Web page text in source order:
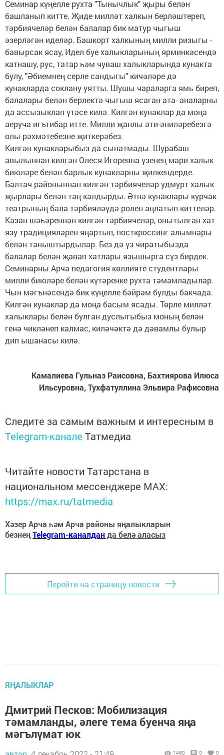
Семинар күңелле рухта "Тынычлык" җыры белән
башланып китте. Җиде милләт халкын берләштереп,
тәрбиячеләр белән балалар бик матур чыгыш
әзерләгән иделәр. Башкорт халкының милли ризыгы -
бавырсак ясау, Идел буе халыкларының ярминкәсендә
катнашу, рус, татар һәм чуваш халыкларында кунакта
булу, "Әбиемнең серле сандыгы" кичәләре дә
кунакларда соклану уятты. Шушы чараларга ямь биреп,
балалары белән берлектә чыгыш ясаган ата- аналарны
да ассызыклап үтәсе килә. Килгән кунаклар да моңа
аеруча игътибар итте. Милли җанлы әти-әниләребезгә
олы рәхмәтебезне җиткерәбез.
Килгән кунакларыбыз да сынатмады. Шурабаш
авылыннан килгән Олеся Игоревна үзенең мари халык
биюләре белән барлык кунакларны җилкендерде.
Балтач районыннан килгән тәрбиячеләр удмурт халык
җырлары белән таң калдырды. Әтнә кунаклары курчак
театрының бала тәрбияләүдә ролен аңлатып киттеләр.
Казан шәһәреннән килгән тәрбиячеләр, онытылган хат
язу традицияләрен яңартып, посткроссинг алымнары
белән таныштырдылар. Без дә үз чиратыбызда
балалар белән җавап хатлары язышырга сүз бирдек.
Семинарны Арча педагогия көллияте студентлары
милли биюләре белән күтәренке рухта тәмамладылар.
Чын мәгънәсендә бик күңелле бәйрәм булды бакчада.
Килгән кунаклар да моңа басым ясады. Төрле милләт
халыклары белән булган дуслыгыбыз моның белән
генә чикләнеп калмас, киләчәктә дә дәвамлы булыр
дип ышанасы килә.
Камалиева Гульназ Раисовна, Бахтиярова Илюса
Ильсуровна, Тухфатуллина Эльвира Рафисовна
Следите за самым важным и интересным в
Telegram-канале Татмедиа
Читайте новости Татарстана в
национальном мессенджере MАХ:
https://max.ru/tatmedia
Хәзер Арча һәм Арча районы яңалыкларын
безнеңTelegram-каналданда белә аласыз
Перейти на страницу новости
ЯҢАЛЫКЛАР
Дмитрий Песков: Мобилизация
тәмамланды, әлеге тема буенча яңа
мәгълүмат юк
1480 0 0